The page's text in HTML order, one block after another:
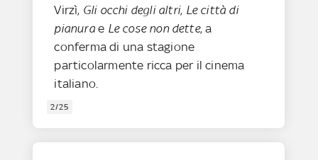
Virzì, Gli occhi degli altri, Le città di
pianurae Le cose non dette, a
conferma di una stagione
particolarmente ricca per il cinema
italiano.
2/25